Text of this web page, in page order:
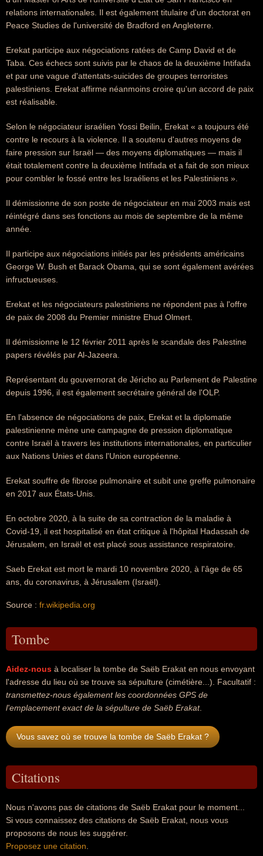
relations internationales. Il est également titulaire d'un doctorat en
Peace Studies de l'université de Bradford en Angleterre.
Erekat participe aux négociations ratées de Camp David et de
Taba. Ces échecs sont suivis par le chaos de la deuxième Intifada
et par une vague d'attentats-suicides de groupes terroristes
palestiniens. Erekat affirme néanmoins croire qu'un accord de paix
est réalisable.
Selon le négociateur israélien Yossi Beilin, Erekat « a toujours été
contre le recours à la violence. Il a soutenu d'autres moyens de
faire pression sur Israël — des moyens diplomatiques — mais il
était totalement contre la deuxième Intifada et a fait de son mieux
pour combler le fossé entre les Israéliens et les Palestiniens ».
Il démissionne de son poste de négociateur en mai 2003 mais est
réintégré dans ses fonctions au mois de septembre de la même
année.
Il participe aux négociations initiés par les présidents américains
George W. Bush et Barack Obama, qui se sont également avérées
infructueuses.
Erekat et les négociateurs palestiniens ne répondent pas à l'offre
de paix de 2008 du Premier ministre Ehud Olmert.
Il démissionne le 12 février 2011 après le scandale des Palestine
papers révélés par Al-Jazeera.
Représentant du gouvernorat de Jéricho au Parlement de Palestine
depuis 1996, il est également secrétaire général de l'OLP.
En l'absence de négociations de paix, Erekat et la diplomatie
palestinienne mène une campagne de pression diplomatique
contre Israël à travers les institutions internationales, en particulier
aux Nations Unies et dans l'Union européenne.
Erekat souffre de fibrose pulmonaire et subit une greffe pulmonaire
en 2017 aux États-Unis.
En octobre 2020, à la suite de sa contraction de la maladie à
Covid-19, il est hospitalisé en état critique à l'hôpital Hadassah de
Jérusalem, en Israël et est placé sous assistance respiratoire.
Saeb Erekat est mort le mardi 10 novembre 2020, à l'âge de 65
ans, du coronavirus, à Jérusalem (Israël).
Source : fr.wikipedia.org
Tombe
Aidez-nous à localiser la tombe de Saëb Erakat en nous envoyant
l'adresse du lieu où se trouve sa sépulture (cimétière...). Facultatif :
transmettez-nous également les coordonnées GPS de
l'emplacement exact de la sépulture de Saëb Erakat.
Vous savez où se trouve la tombe de Saëb Erakat ?
Citations
Nous n'avons pas de citations de Saëb Erakat pour le moment...
Si vous connaissez des citations de Saëb Erakat, nous vous
proposons de nous les suggérer.
Proposez une citation